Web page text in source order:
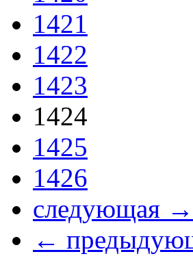
1421
1422
1423
1424
1425
1426
следующая →
←